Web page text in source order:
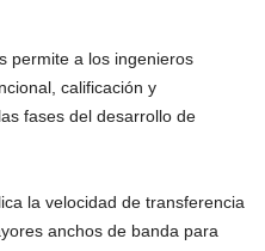
permite a los ingenieros
calificación y
fases del desarrollo de
la velocidad de transferencia
anchos de banda para